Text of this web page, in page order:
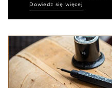
Dowiedz się więcej